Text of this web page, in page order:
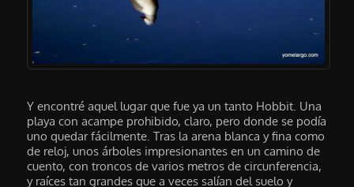
Y encontré aquel lugar que fue ya un tanto Hobbit. Una
playa con acampe prohibido, claro, pero donde se podía
uno quedar fácilmente. Tras la arena blanca y fina como
de reloj, unos árboles impresionantes en un camino de
cuento, con troncos de varios metros de circunferencia,
y raíces tan grandes que a veces salían del suelo y